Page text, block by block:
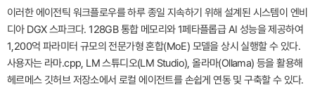
이러한 에이전틱 워크플로우를 하루 종일 지속하기 위해 설계된 시스템이 엔비
디아 DGX 스파크다. 128GB 통합 메모리와 1페타플롭급 AI 성능을 제공하여
1,200억 파라미터 규모의 전문가형 혼합(MoE) 모델을 상시 실행할 수 있다.
사용자는 라마.cpp, LM 스튜디오(LM Studio), 올라마(Ollama) 등을 활용해
헤르메스 깃허브 저장소에서 로컬 에이전트를 손쉽게 연동 및 구축할 수 있다.